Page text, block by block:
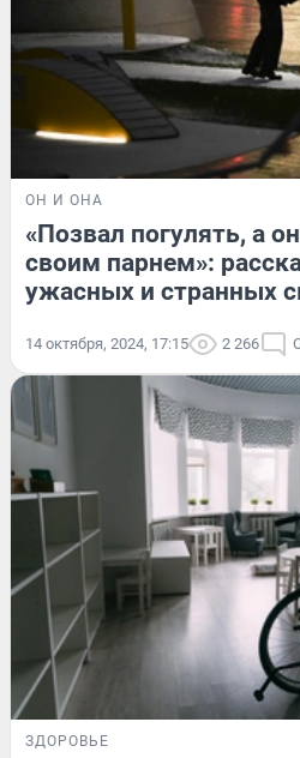
ОН И ОНА
«Позвал погулять, а
своим парнем»:
ужасных и странных
14 октября, 2024, 17:15 2 266
ЗДОРОВЬЕ